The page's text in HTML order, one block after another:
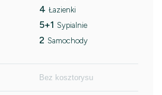
4 Łazienki
5+1 Sypialnie
2 Samochody
Bez kosztorysu